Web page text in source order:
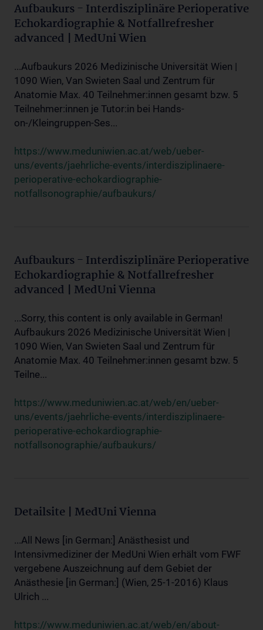
Aufbaukurs - Interdisziplinäre Perioperative
Echokardiographie & Notfallrefresher
advanced | MedUni Wien
...Aufbaukurs 2026 Medizinische Universität Wien |
1090 Wien, Van Swieten Saal und Zentrum für
Anatomie Max. 40 Teilnehmer:innen gesamt bzw. 5
Teilnehmer:innen je Tutor:in bei Hands-
on-/Kleingruppen-Ses...
https://www.meduniwien.ac.at/web/ueber-
uns/events/jaehrliche-events/interdisziplinaere-
perioperative-echokardiographie-
notfallsonographie/aufbaukurs/
Aufbaukurs - Interdisziplinäre Perioperative
Echokardiographie & Notfallrefresher
advanced | MedUni Vienna
...Sorry, this content is only available in German!
Aufbaukurs 2026 Medizinische Universität Wien |
1090 Wien, Van Swieten Saal und Zentrum für
Anatomie Max. 40 Teilnehmer:innen gesamt bzw. 5
Teilne...
https://www.meduniwien.ac.at/web/en/ueber-
uns/events/jaehrliche-events/interdisziplinaere-
perioperative-echokardiographie-
notfallsonographie/aufbaukurs/
Detailsite | MedUni Vienna
...All News [in German:] Anästhesist und
Intensivmediziner der MedUni Wien erhält vom FWF
vergebene Auszeichnung auf dem Gebiet der
Anästhesie [in German:] (Wien, 25-1-2016) Klaus
Ulrich ...
https://www.meduniwien.ac.at/web/en/about-